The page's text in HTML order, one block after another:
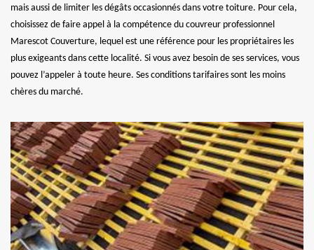
mais aussi de limiter les dégâts occasionnés dans votre toiture. Pour cela,
choisissez de faire appel à la compétence du couvreur professionnel
Marescot Couverture, lequel est une référence pour les propriétaires les
plus exigeants dans cette localité. Si vous avez besoin de ses services, vous
pouvez l’appeler à toute heure. Ses conditions tarifaires sont les moins
chères du marché.